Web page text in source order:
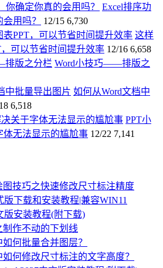
Excel排序功
用吗？
12/15 6,730
这样
可以节省时间提升效率 12/16 6,658
Word小技巧——排版之
如何从Word文档中
6,518
PPT小
体无法显示的尴尬事 12/22 7,141
图技巧之快速修改尺寸标注精度
版下载和安装教程|兼容WIN11
版安装教程(附下载)
制作不动的下划线
何批量合并图层？
何修改尺寸标注的文字高度？